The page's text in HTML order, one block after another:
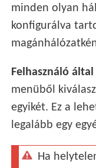
minden olyan
konfigurálva
Felhasználó
menüből
egyikét. Ez a
legalább egy
Ha